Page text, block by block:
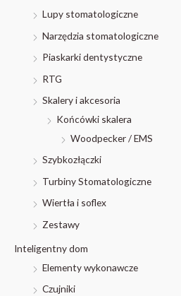
Lupy stomatologiczne
Narzędzia stomatologiczne
Piaskarki dentystyczne
RTG
Skalery i akcesoria
Końcówki skalera
Woodpecker / EMS
Szybkozłączki
Turbiny Stomatologiczne
Wiertła i soflex
Zestawy
Inteligentny dom
Elementy wykonawcze
Czujniki